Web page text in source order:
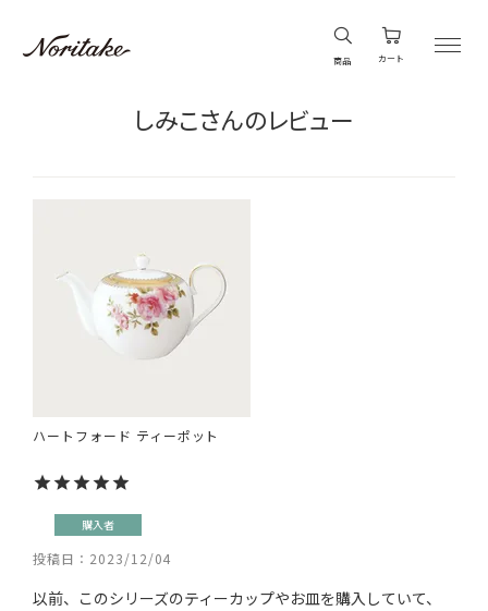
商品 カート
しみこさんのレビュー
ハートフォード ティーポット
購入者
投稿日 2023/12/04
以前、このシリーズのティーカップやお皿を購入していて、